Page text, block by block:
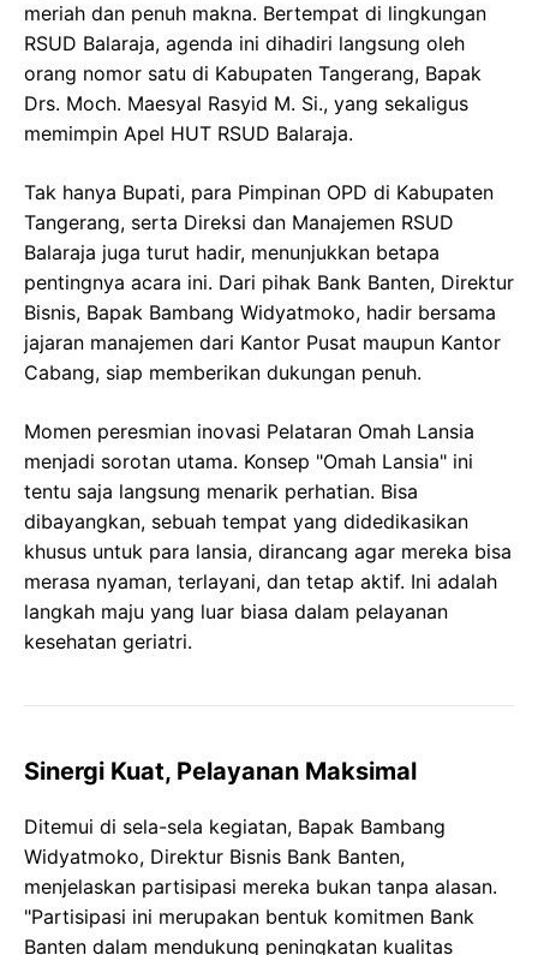
meriah dan penuh makna. Bertempat di lingkungan
RSUD Balaraja, agenda ini dihadiri langsung oleh
orang nomor satu di Kabupaten Tangerang, Bapak
Drs. Moch. Maesyal Rasyid M. Si., yang sekaligus
memimpin Apel HUT RSUD Balaraja.
Tak hanya Bupati, para Pimpinan OPD di Kabupaten
Tangerang, serta Direksi dan Manajemen RSUD
Balaraja juga turut hadir, menunjukkan betapa
pentingnya acara ini. Dari pihak Bank Banten, Direktur
Bisnis, Bapak Bambang Widyatmoko, hadir bersama
jajaran manajemen dari Kantor Pusat maupun Kantor
Cabang, siap memberikan dukungan penuh.
Momen peresmian inovasi Pelataran Omah Lansia
menjadi sorotan utama. Konsep "Omah Lansia" ini
tentu saja langsung menarik perhatian. Bisa
dibayangkan, sebuah tempat yang didedikasikan
khusus untuk para lansia, dirancang agar mereka bisa
merasa nyaman, terlayani, dan tetap aktif. Ini adalah
langkah maju yang luar biasa dalam pelayanan
kesehatan geriatri.
Sinergi Kuat, Pelayanan Maksimal
Ditemui di sela-sela kegiatan, Bapak Bambang
Widyatmoko, Direktur Bisnis Bank Banten,
menjelaskan partisipasi mereka bukan tanpa alasan.
"Partisipasi ini merupakan bentuk komitmen Bank
Banten dalam mendukung peningkatan kualitas